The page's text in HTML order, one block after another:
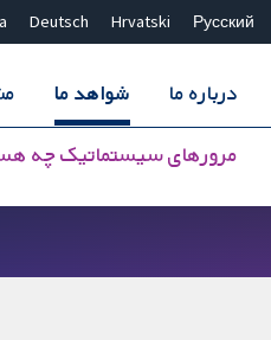
Русский
Hrvatski
Deutsch
درباره ما شواهد ما
مرورهای سیستماتیک چه